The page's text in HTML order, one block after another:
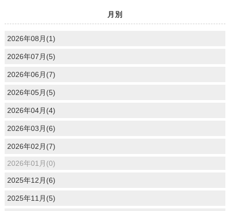
月別
2026年08月(1)
2026年07月(5)
2026年06月(7)
2026年05月(5)
2026年04月(4)
2026年03月(6)
2026年02月(7)
2026年01月(0)
2025年12月(6)
2025年11月(5)